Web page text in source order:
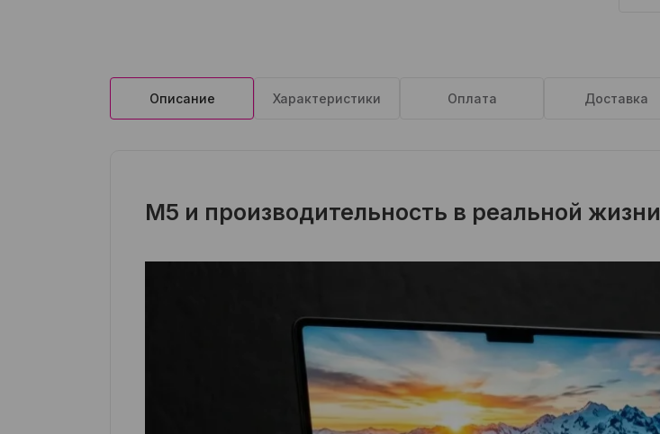
Описание Характеристики Оплата Доставка
M5 и производительность в реальной жизни